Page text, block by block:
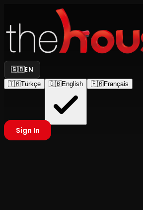
🇬🇧EN
🇹🇷Türkçe 🇬🇧English 🇫🇷Français
Sign In